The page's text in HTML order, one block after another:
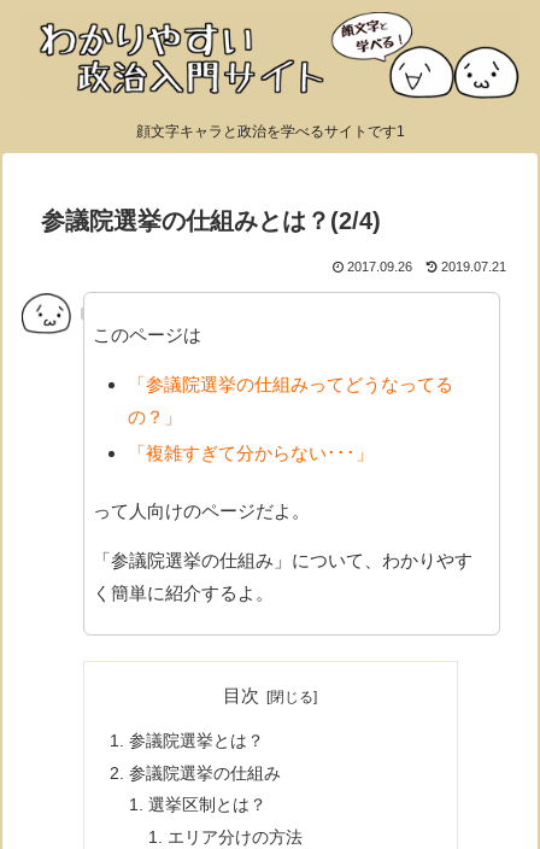
顔文字キャラと政治を学べるサイトです1
参議院選挙の仕組みとは？(2/4)
2017.09.26 2019.07.21
このページは
「参議院選挙の仕組みってどうなってる
の？」
「複雑すぎて分からない･･･」
って人向けのページだよ。
「参議院選挙の仕組み」について、わかりやす
く簡単に紹介するよ。
目次
参議院選挙とは？
参議院選挙の仕組み
選挙区制とは？
エリア分けの方法